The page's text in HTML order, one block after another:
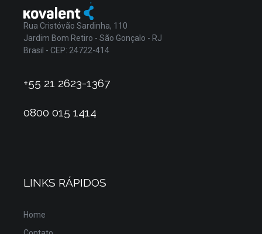
Rua Cristóvão Sardinha, 110
Jardim Bom Retiro - São Gonçalo - RJ
Brasil - CEP: 24722-414
+55 21 2623-1367
0800 015 1414
LINKS RÁPIDOS
Home